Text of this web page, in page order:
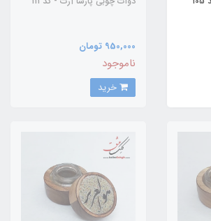
950,000 تومان
ناموجود